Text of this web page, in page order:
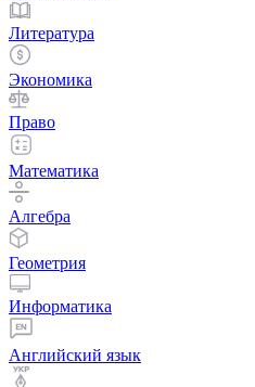
Литература
Экономика
Право
Математика
Алгебра
Геометрия
Информатика
Английский язык